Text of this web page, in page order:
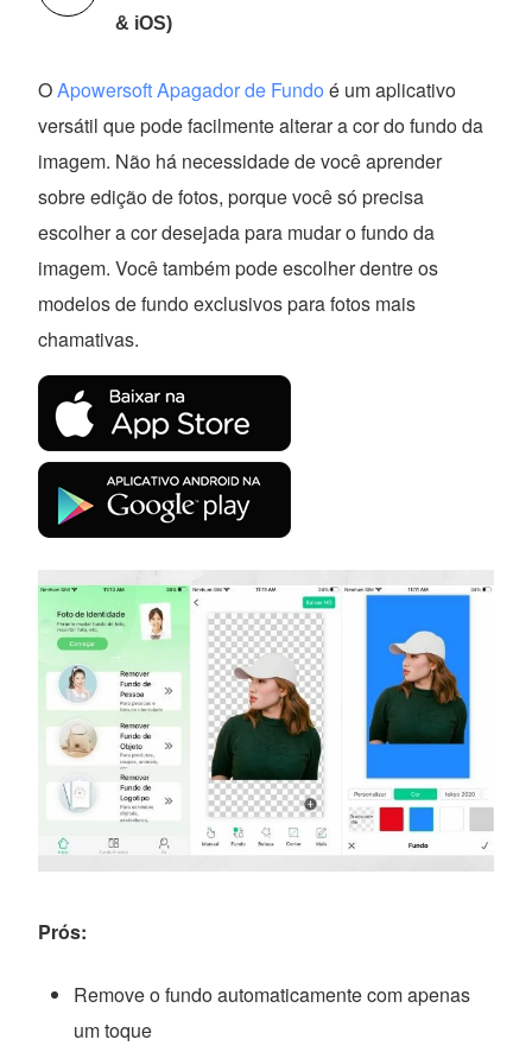
& iOS)
OApowersoft Apagador de Fundo é um aplicativo
versátil que pode facilmente alterar a cor do fundo da
imagem. Não há necessidade de você aprender
sobre edição de fotos, porque você só precisa
escolher a cor desejada para mudar o fundo da
imagem. Você também pode escolher dentre os
modelos de fundo exclusivos para fotos mais
chamativas.
Prós:
Remove o fundo automaticamente com apenas
um toque